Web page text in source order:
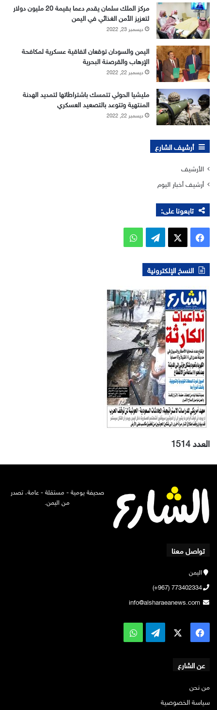
مركز الملك سلمان يقدم دعما بقيمة 20 مليون دولار
لتعزيز الأمن الغذائي في اليمن
ديسمبر 23, 2022
اليمن والسودان توقعان اتفاقية عسكرية لمكافحة
الإرهاب والقرصنة البحرية
ديسمبر 22, 2022
مليشيا الحوثي تتمسك باشتراطاتها لتمديد الهدنة
المنتهية وتتوعد بالتصعيد العسكري
ديسمبر 22, 2022
أرشيف الشارع
الأرشيف
أرشيف أخبار اليوم
تابعونا على:
فيسبوك تيلقرامواتساب
النسخ الإلكترونية
العدد 1514
صحيفة يومية - مستقلة - عامة، تصدر
من اليمن.
تواصل معنا
اليمن
773402334 (967+)
info@alsharaeanews.com
فيسبوك تيلقرامواتساب
عن الشارع
من نحن
سياسة الخصوصية